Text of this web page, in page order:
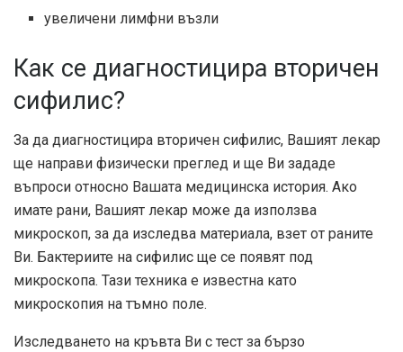
увеличени лимфни възли
Как се диагностицира вторичен
сифилис?
За да диагностицира вторичен сифилис, Вашият лекар
ще направи физически преглед и ще Ви зададе
въпроси относно Вашата медицинска история. Ако
имате рани, Вашият лекар може да използва
микроскоп, за да изследва материала, взет от раните
Ви. Бактериите на сифилис ще се появят под
микроскопа. Тази техника е известна като
микроскопия на тъмно поле.
Изследването на кръвта Ви с тест за бързо